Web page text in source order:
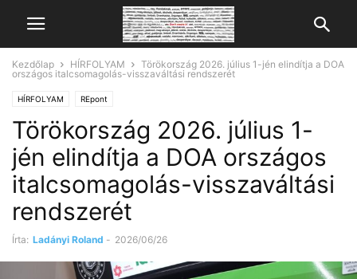
Kezdőlap HÍRFOLYAM
Törökország 2026. július 1-jén elindítja a DOA
országos italcsomagolás-visszaváltási rendszerét
HÍRFOLYAM REpont
Törökország 2026. július 1-
jén elindítja a DOA országos
italcsomagolás-visszaváltási
rendszerét
Írta: Ladányi Roland - 2026/06/26